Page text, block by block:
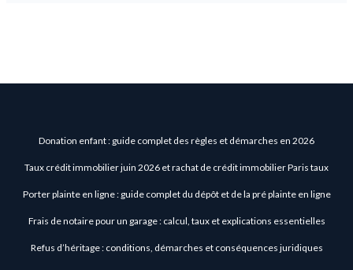
Donation enfant : guide complet des règles et démarches en 2026
Taux crédit immobilier juin 2026 et rachat de crédit immobilier Paris taux
Porter plainte en ligne : guide complet du dépôt et de la pré plainte en ligne
Frais de notaire pour un garage : calcul, taux et explications essentielles
Refus d’héritage : conditions, démarches et conséquences juridiques